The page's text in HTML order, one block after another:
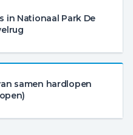
in Nationaal Park De
samen hardlopen